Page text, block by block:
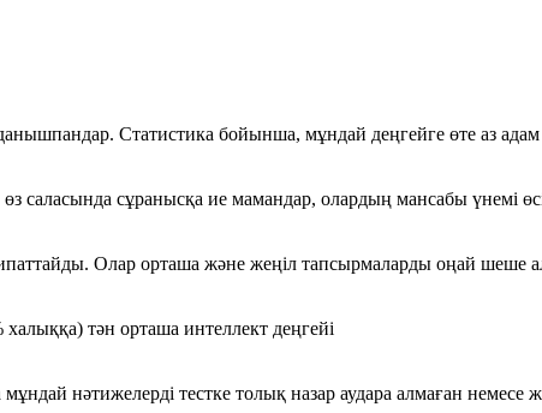
данышпандар. Статистика бойынша, мұндай деңгейге өте аз
саласында сұранысқа ие мамандар, олардың мансабы үнемі
Олар орташа және жеңіл тапсырмаларды оңай шеше
тән орташа интеллект деңгейі
нәтижелерді тестке толық назар аудара алмаған немесе